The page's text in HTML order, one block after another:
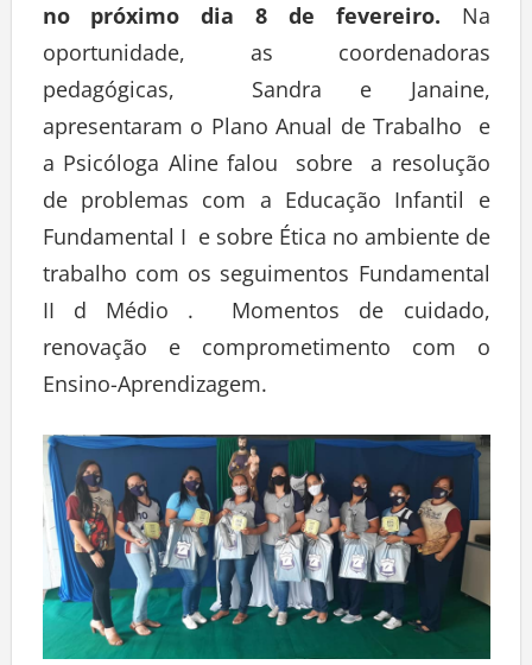
no próximo dia 8 de fevereiro. Na
oportunidade, as coordenadoras
pedagógicas, Sandra e Janaine,
apresentaram o Plano Anual de Trabalho e
a Psicóloga Aline falou sobre a resolução
de problemas com a Educação Infantil e
Fundamental I e sobre Ética no ambiente de
trabalho com os seguimentos Fundamental
II d Médio . Momentos de cuidado,
renovação e comprometimento com o
Ensino-Aprendizagem.